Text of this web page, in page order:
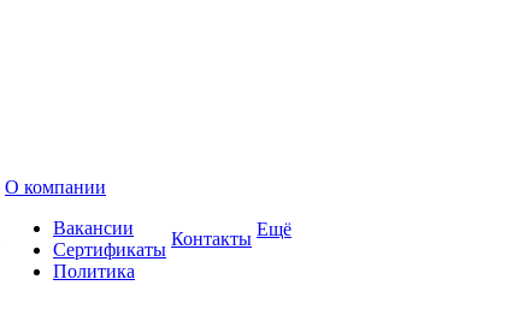
О компании
Вакансии
Сертификаты
Политика
Контакты Ещё